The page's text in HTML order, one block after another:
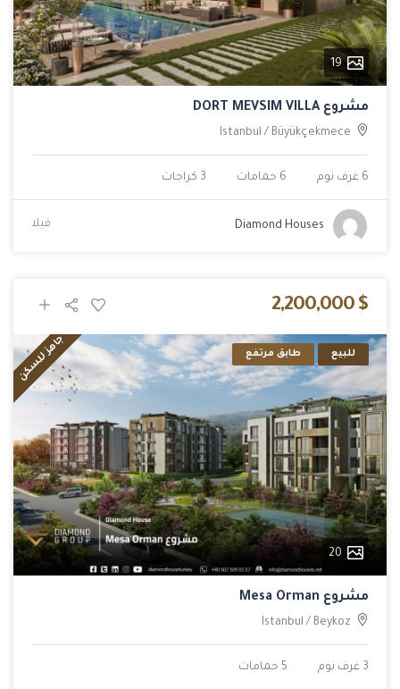
19
مشروع DORT MEVSIM VILLA
Istanbul / Büyükçekmece
6 غرف نوم 6 حمامات 3 كراجات
Diamond Houses فيلا
$ 2,200,000
للبيع طابق مرتفع جاهز للسكن
20
مشروع Mesa Orman
Istanbul / Beykoz
3 غرف نوم 5 حمامات